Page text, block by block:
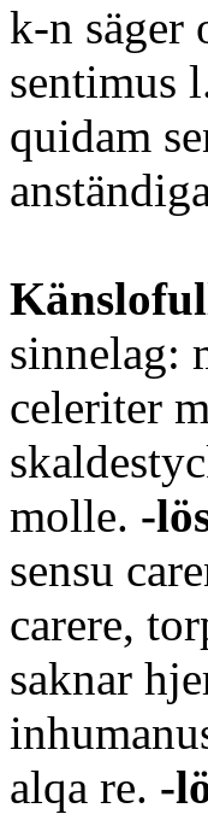
k-n säger
sentimus
quidam
sinnelag:
celeriter
molle. -
sensu
carere,
saknar
alqa re. -